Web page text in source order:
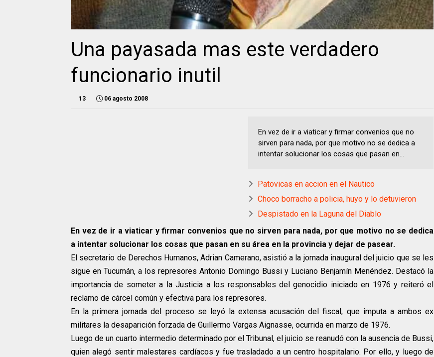
Una payasada mas este verdadero
funcionario inutil
13 06 agosto 2008
En vez de ir a viaticar y firmar convenios que no
sirven para nada, por que motivo no se dedica a
intentar solucionar los cosas que pasan en...
Patovicas en accion en el Nautico
Choco borracho a policia, huyo y lo detuvieron
Despistado en la Laguna del Diablo
En vez de ir a viaticar y firmar convenios que no sirven para nada, por que motivo no se dedica
a intentar solucionar los cosas que pasan en su área en la provincia y dejar de pasear.
El secretario de Derechos Humanos, Adrian Camerano, asistió a la jornada inaugural del juicio que se les
sigue en Tucumán, a los represores Antonio Domingo Bussi y Luciano Benjamín Menéndez. Destacó la
importancia de someter a la Justicia a los responsables del genocidio iniciado en 1976 y reiteró el
reclamo de cárcel común y efectiva para los represores.
En la primera jornada del proceso se leyó la extensa acusación del fiscal, que imputa a ambos ex
militares la desaparición forzada de Guillermo Vargas Aignasse, ocurrida en marzo de 1976.
Luego de un cuarto intermedio determinado por el Tribunal, el juicio se reanudó con la ausencia de Bussi,
quien alegó sentir malestares cardíacos y fue trasladado a un centro hospitalario. Por ello, y luego de